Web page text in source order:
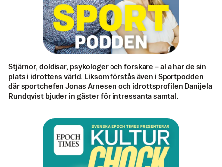
Stjärnor, doldisar, psykologer och forskare – alla har de sin
plats i idrottens värld. Liksom förstås även i Sportpodden
där sportchefen Jonas Arnesen och idrottsprofilen Danijela
Rundqvist bjuder in gäster för intressanta samtal.